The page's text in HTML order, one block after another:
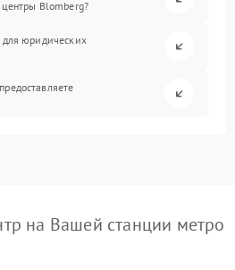
центры Blomberg?
юридических
на Вашей станции метро